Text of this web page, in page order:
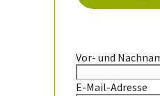
Vor- und
E-Mail-Adresse